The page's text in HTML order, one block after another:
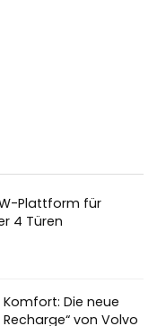
Plattform für
4 Türen
Die neue
Recharge“ von Volvo